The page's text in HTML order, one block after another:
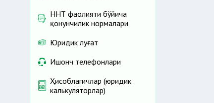
ННТ фаолияти бўйича
қонунчилик нормалари
Юридик луғат
Ишонч телефонлари
Ҳисоблагичлар (юридик
калькуляторлар)